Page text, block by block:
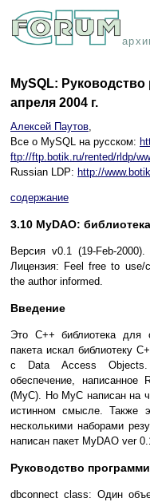
MySQL: Руководство
апреля 2004 г.
Алексей Паутов,
Все о MySQL на русском:
ftp://ftp.botik.ru/rented/rldp/
Russian LDP: http://
содержание
3.10 MyDAO:
Версия v0.1 (19-Feb-
Лицензия: Feel free to use/
the author informed.
Введение
Это C++ библиотека для
пакета искал библиотеку
с Data Access Objects.
обеспечение,
(MyC). Но MyC написан на
истинном смысле. Также
несколькими наборами
написан пакет MyDAO ver
Руководство
dbconnect class: Один